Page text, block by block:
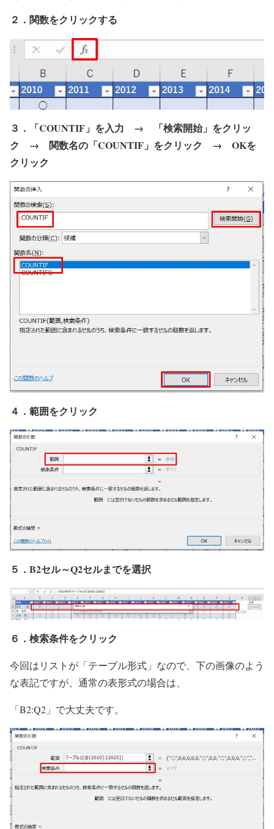
２．関数をクリックする
３．「COUNTIF」を入力 → 「検索開始」をクリッ
ク → 関数名の「COUNTIF」をクリック → OKを
クリック
４．範囲をクリック
５．B2セル～Q2セルまでを選択
６．検索条件をクリック
今回はリストが「テーブル形式」なので、下の画像のよう
な表記ですが、通常の表形式の場合は、
「B2:Q2」で大丈夫です。